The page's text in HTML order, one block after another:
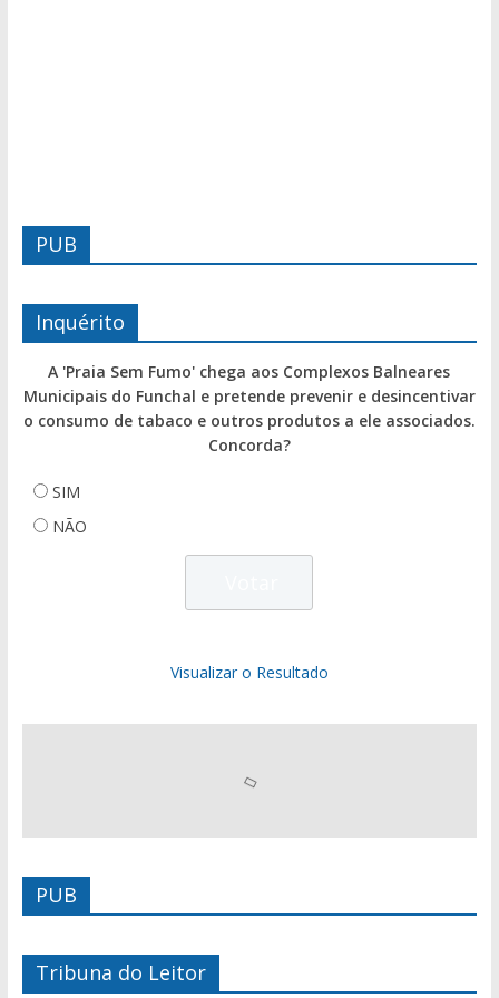
PUB
Inquérito
A 'Praia Sem Fumo' chega aos Complexos Balneares
Municipais do Funchal e pretende prevenir e desincentivar
o consumo de tabaco e outros produtos a ele associados.
Concorda?
SIM
NÃO
Visualizar o Resultado
PUB
Tribuna do Leitor